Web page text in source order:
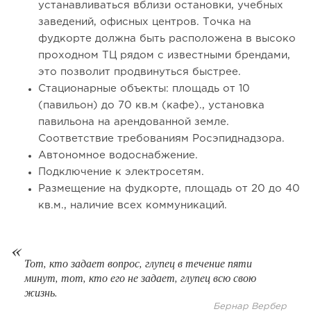
Отзыв SSL-сертификатов у банков: как это влияет на
устанавливаться вблизи остановки, учебных
заведений, офисных центров. Точка на
фудкорте должна быть расположена в высоко
проходном ТЦ рядом с известными брендами,
это позволит продвинуться быстрее.
Стационарные объекты: площадь от 10
(павильон) до 70 кв.м (кафе)., установка
павильона на арендованной земле.
Соответствие требованиям Росэпиднадзора.
Автономное водоснабжение.
Подключение к электросетям.
Размещение на фудкорте, площадь от 20 до 40
кв.м., наличие всех коммуникаций.
Тот, кто задает вопрос, глупец в течение пяти
минут, тот, кто его не задает, глупец всю свою
жизнь.
Бернар Вербер